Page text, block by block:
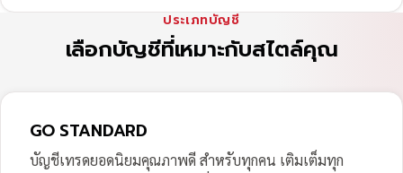
ประเภทบัญชี
เลือกบัญชีที่เหมาะกับสไตล์คุณ
GO STANDARD
บัญชีเทรดยอดนิยมคุณภาพดี สำหรับทุกคน เติมเต็มทุก